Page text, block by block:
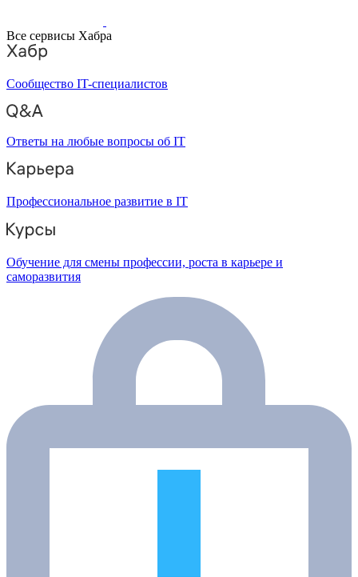
Все сервисы Хабра
Сообщество IT-специалистов
Ответы на любые вопросы об IT
Профессиональное развитие в IT
Обучение для смены профессии, роста в карьере и
саморазвития